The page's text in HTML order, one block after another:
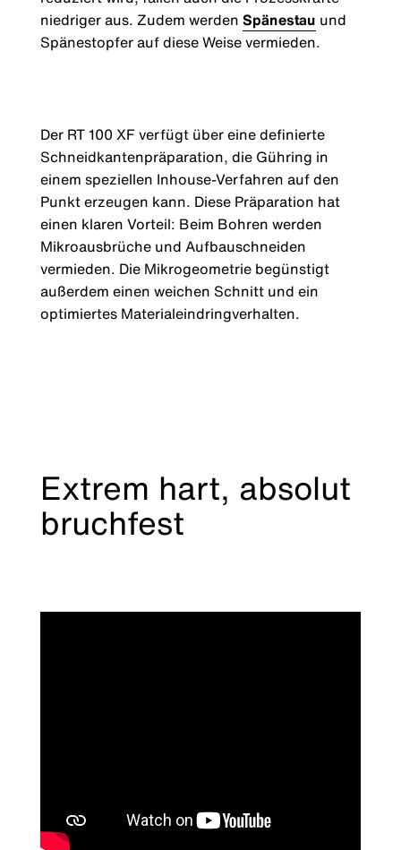
niedriger aus. Zudem werden Spänestau und
Spänestopfer auf diese Weise vermieden.
Der RT 100 XF verfügt über eine definierte
Schneidkantenpräparation, die Gühring in
einem speziellen Inhouse-Verfahren auf den
Punkt erzeugen kann. Diese Präparation hat
einen klaren Vorteil: Beim Bohren werden
Mikroausbrüche und Aufbauschneiden
vermieden. Die Mikrogeometrie begünstigt
außerdem einen weichen Schnitt und ein
optimiertes Materialeindringverhalten.
Extrem hart, absolut
bruchfest